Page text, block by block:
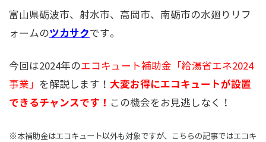
富山県砺波市、射水市、高岡市、南砺市の水廻りリフ
ォームのツカサクです。
今回は2024年のエコキュート補助金「給湯省エネ2024
事業」 を解説します！ 大変お得にエコキュートが設置
できるチャンスです！ この機会をお見逃しなく！
※本補助金はエコキュート以外も対象ですが、こちらの記事ではエコキ